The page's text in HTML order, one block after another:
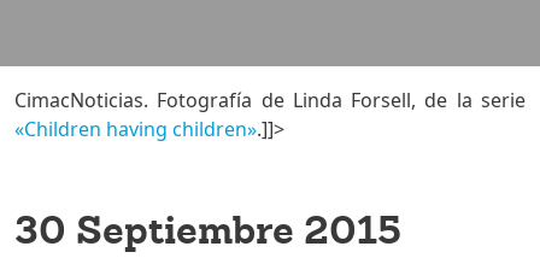
CimacNoticias. Fotografía de Linda Forsell, de la serie
«Children having children».]]>
30 Septiembre 2015